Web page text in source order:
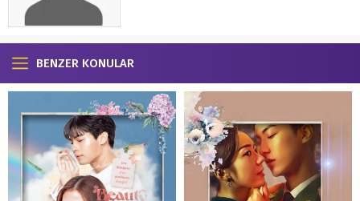
BENZER KONULAR